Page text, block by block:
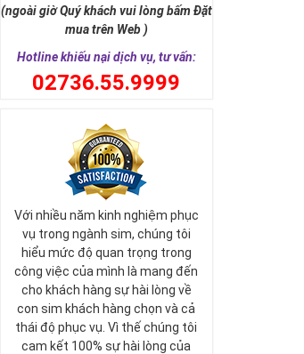
(ngoài giờ Quý khách vui lòng bấm Đặt
mua trên Web )
Hotline khiếu nại dịch vụ, tư vấn:
02736.55.9999
Với nhiều năm kinh nghiệm phục
vụ trong ngành sim, chúng tôi
hiểu mức độ quan trọng trong
công việc của mình là mang đến
cho khách hàng sự hài lòng về
con sim khách hàng chọn và cả
thái độ phục vụ. Vì thế chúng tôi
cam kết 100% sự hài lòng của